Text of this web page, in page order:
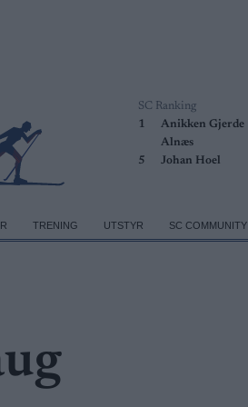
SC Ranking
1
Anikken Gjerde
Alnæs
5 Johan Hoel
TRENING UTSTYR SC COMMUNITY